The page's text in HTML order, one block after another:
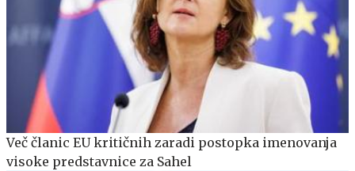
Več članic EU kritičnih zaradi postopka imenovanja
visoke predstavnice za Sahel